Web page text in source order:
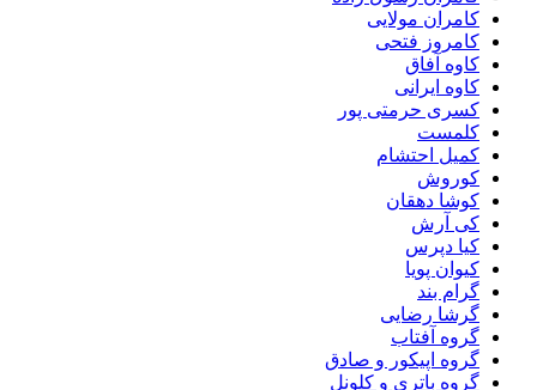
کامران مولایی
کامروز فتحی
کاوه آفاق
کاوه ایرانی
کسری حرمتی پور
کلمست
کمیل احتشام
کوروش
کوشا دهقان
کی آرش
کیا دپرس
کیوان پویا
گرام بند
گرشا رضایی
گروه آفتاب
گروه اپیکور و صادق
گروه باتری و کلونل